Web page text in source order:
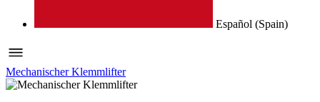
Español (Spain)
Mechanischer Klemmlifter